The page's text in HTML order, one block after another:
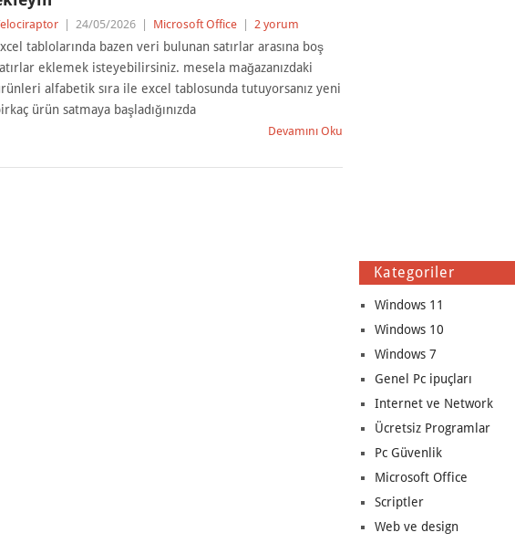
24/05/2026 Microsoft Office 2 yorum
tablolarında bazen veri bulunan satırlar arasına boş
eklemek isteyebilirsiniz. mesela mağazanızdaki
alfabetik sıra ile excel tablosunda tutuyorsanız yeni
ürün satmaya başladığınızda
Devamını Oku
Kategoriler
Windows 11
Windows 10
Windows 7
Genel Pc ipuçları
Internet ve Network
Ücretsiz Programlar
Pc Güvenlik
Microsoft Office
Scriptler
Web ve design